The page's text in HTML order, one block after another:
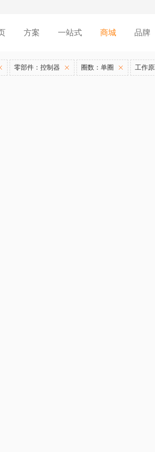
方案 一站式 商城 品牌
零部件：控制器 圈数：单圈 工作